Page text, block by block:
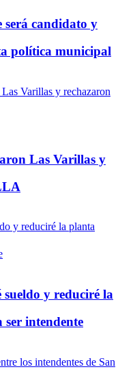
será candidato y
política municipal
Las Varillas y
y reduciré la
intendente